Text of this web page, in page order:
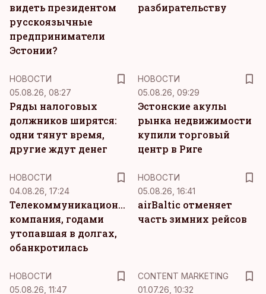
видеть президентом
русскоязычные
предприниматели
Эстонии?
разбирательству
НОВОСТИ
05.08.26, 08:27
Ряды налоговых
должников ширятся:
одни тянут время,
другие ждут денег
НОВОСТИ
05.08.26, 09:29
Эстонские акулы
рынка недвижимости
купили торговый
центр в Риге
НОВОСТИ
04.08.26, 17:24
Телекоммуникационная
компания, годами
утопавшая в долгах,
обанкротилась
НОВОСТИ
05.08.26, 16:41
airBaltic отменяет
часть зимних рейсов
НОВОСТИ
05.08.26, 11:47
CONTENT MARKETING
01.07.26, 10:32